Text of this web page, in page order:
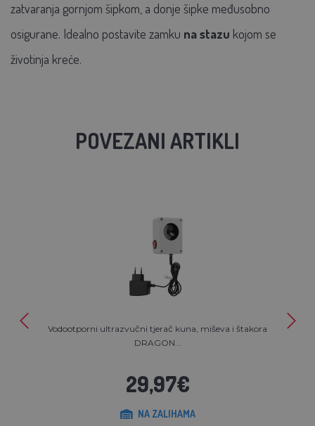
zatvaranja gornjom šipkom, a donje šipke međusobno
osigurane. Idealno postavite zamku na stazu kojom se
životinja kreće.
POVEZANI ARTIKLI
Vodootporni ultrazvučni tjerač kuna, miševa i štakora
DRAGON...
29,97€
NA ZALIHAMA